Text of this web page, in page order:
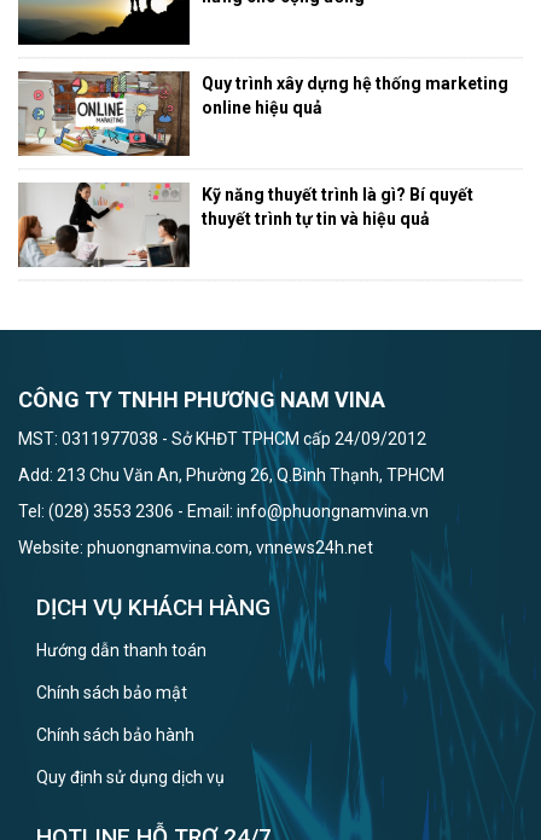
Quy trình xây dựng hệ thống marketing
online hiệu quả
Kỹ năng thuyết trình là gì? Bí quyết
thuyết trình tự tin và hiệu quả
CÔNG TY TNHH PHƯƠNG NAM VINA
MST: 0311977038 - Sở KHĐT TPHCM cấp 24/09/2012
Add: 213 Chu Văn An, Phường 26, Q.Bình Thạnh, TPHCM
Tel: (028) 3553 2306 - Email: info@phuongnamvina.vn
Website: phuongnamvina.com, vnnews24h.net
DỊCH VỤ KHÁCH HÀNG
Hướng dẫn thanh toán
Chính sách bảo mật
Chính sách bảo hành
Quy định sử dụng dịch vụ